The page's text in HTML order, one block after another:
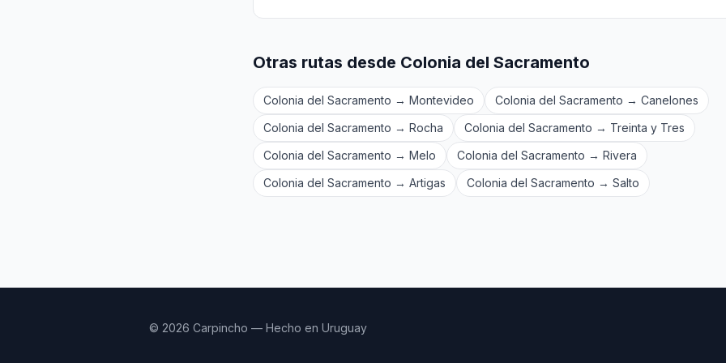
Otras rutas desde Colonia del Sacramento
Colonia del Sacramento → Montevideo
Colonia del Sacramento → Canelones
Colonia del Sacramento → Rocha
Colonia del Sacramento → Treinta y Tres
Colonia del Sacramento → Melo
Colonia del Sacramento → Rivera
Colonia del Sacramento → Artigas
Colonia del Sacramento → Salto
© 2026 Carpincho — Hecho en Uruguay